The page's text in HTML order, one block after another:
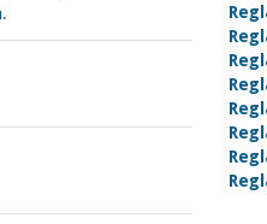
.